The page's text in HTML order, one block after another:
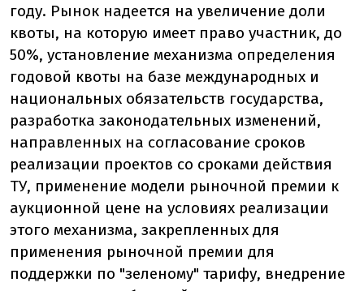
году. Рынок надеется на увеличение доли
квоты, на которую имеет право участник, до
50%, установление механизма определения
годовой квоты на базе международных и
национальных обязательств государства,
разработка законодательных изменений,
направленных на согласование сроков
реализации проектов со сроками действия
ТУ, применение модели рыночной премии к
аукционной цене на условиях реализации
этого механизма, закрепленных для
применения рыночной премии для
поддержки по "зеленому" тарифу, внедрение